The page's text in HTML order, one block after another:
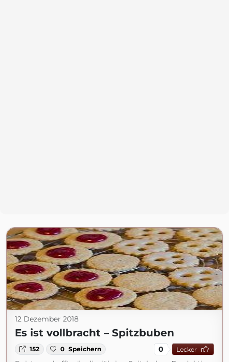
12 Dezember 2018
Es ist vollbracht – Spitzbuben
152 0 Speichern 0 Lecker